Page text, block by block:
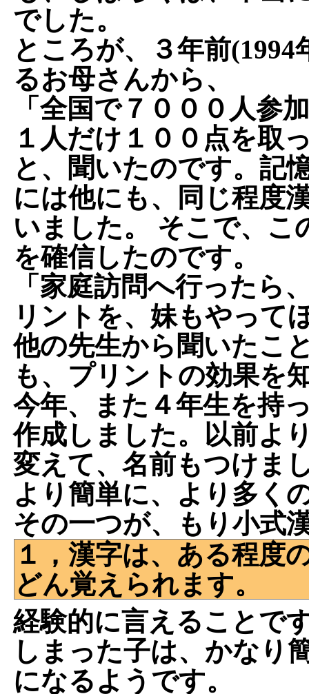
でした。
ところが、３年前
るお母さんから、
「全国で７０００人参
１人だけ１００点を取
と、聞いたのです。記
には他にも、同じ程度
いました。 そこで、こ
を確信したのです。
「家庭訪問へ行ったら
リントを、妹もやって
他の先生から聞いたこ
も、プリントの効果を
今年、また４年生を持
作成しました。以前よ
変えて、名前もつけま
より簡単に、より多く
その一つが、もり小式
１，漢字は、ある程度
どん覚えられます。
経験的に言えることで
しまった子は、かなり
になるようです。